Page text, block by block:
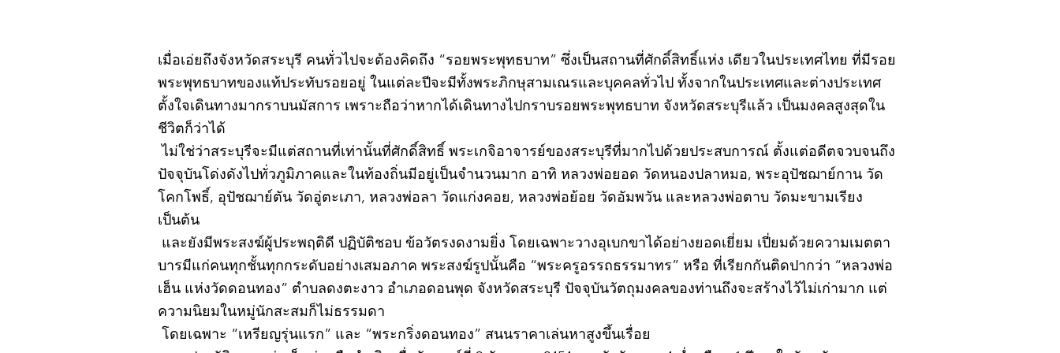
เมื่อเอ่ยถึงจังหวัดสระบุรี คนทั่วไปจะต้องคิดถึง “รอยพระพุทธบาท” ซึ่งเป็นสถานที่ศักดิ์สิทธิ์แห่ง เดียวในประเทศไทย ที่มีรอย
พระพุทธบาทของแท้ประทับรอยอยู่ ในแต่ละปีจะมีทั้งพระภิกษุสามเณรและบุคคลทั่วไป ทั้งจากในประเทศและต่างประเทศ
ตั้งใจเดินทางมากราบนมัสการ เพราะถือว่าหากได้เดินทางไปกราบรอยพระพุทธบาท จังหวัดสระบุรีแล้ว เป็นมงคลสูงสุดใน
ชีวิตก็ว่าได้
ไม่ใช่ว่าสระบุรีจะมีแต่สถานที่เท่านั้นที่ศักดิ์สิทธิ์ พระเกจิอาจารย์ของสระบุรีที่มากไปด้วยประสบการณ์ ตั้งแต่อดีตจวบจนถึง
ปัจจุบันโด่งดังไปทั่วภูมิภาคและในท้องถิ่นมีอยู่เป็นจำนวนมาก อาทิ หลวงพ่อยอด วัดหนองปลาหมอ, พระอุปัชฌาย์กาน วัด
โคกโพธิ์, อุปัชฌาย์ตัน วัดอู่ตะเภา, หลวงพ่อลา วัดแก่งคอย, หลวงพ่อย้อย วัดอัมพวัน และหลวงพ่อตาบ วัดมะขามเรียง
เป็นต้น
และยังมีพระสงฆ์ผู้ประพฤติดี ปฏิบัติชอบ ข้อวัตรงดงามยิ่ง โดยเฉพาะวางอุเบกขาได้อย่างยอดเยี่ยม เปี่ยมด้วยความเมตตา
บารมีแก่คนทุกชั้นทุกกระดับอย่างเสมอภาค พระสงฆ์รูปนั้นคือ “พระครูอรรถธรรมาทร” หรือ ที่เรียกกันติดปากว่า “หลวงพ่อ
เฮ็น แห่งวัดดอนทอง” ตำบลดงตะงาว อำเภอดอนพุด จังหวัดสระบุรี ปัจจุบันวัตถุมงคลของท่านถึงจะสร้างไว้ไม่เก่ามาก แต่
ความนิยมในหมู่นักสะสมก็ไม่ธรรมดา
โดยเฉพาะ “เหรียญรุ่นแรก” และ “พระกริ่งดอนทอง” สนนราคาเล่นหาสูงขึ้นเรื่อย